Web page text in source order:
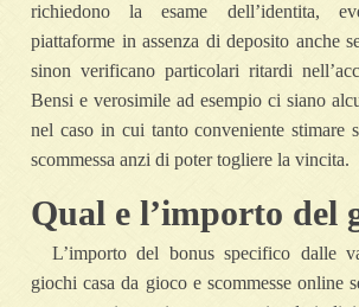
richiedono la esame dell’identita,
piattaforme in assenza di deposito anche
sinon verificano particolari ritardi
Bensi e verosimile ad esempio ci siano
nel caso in cui tanto conveniente stimare
scommessa anzi di poter togliere la vincita.
Qual e l’importo del
L’importo del bonus specifico dalle
giochi casa da gioco e scommesse online